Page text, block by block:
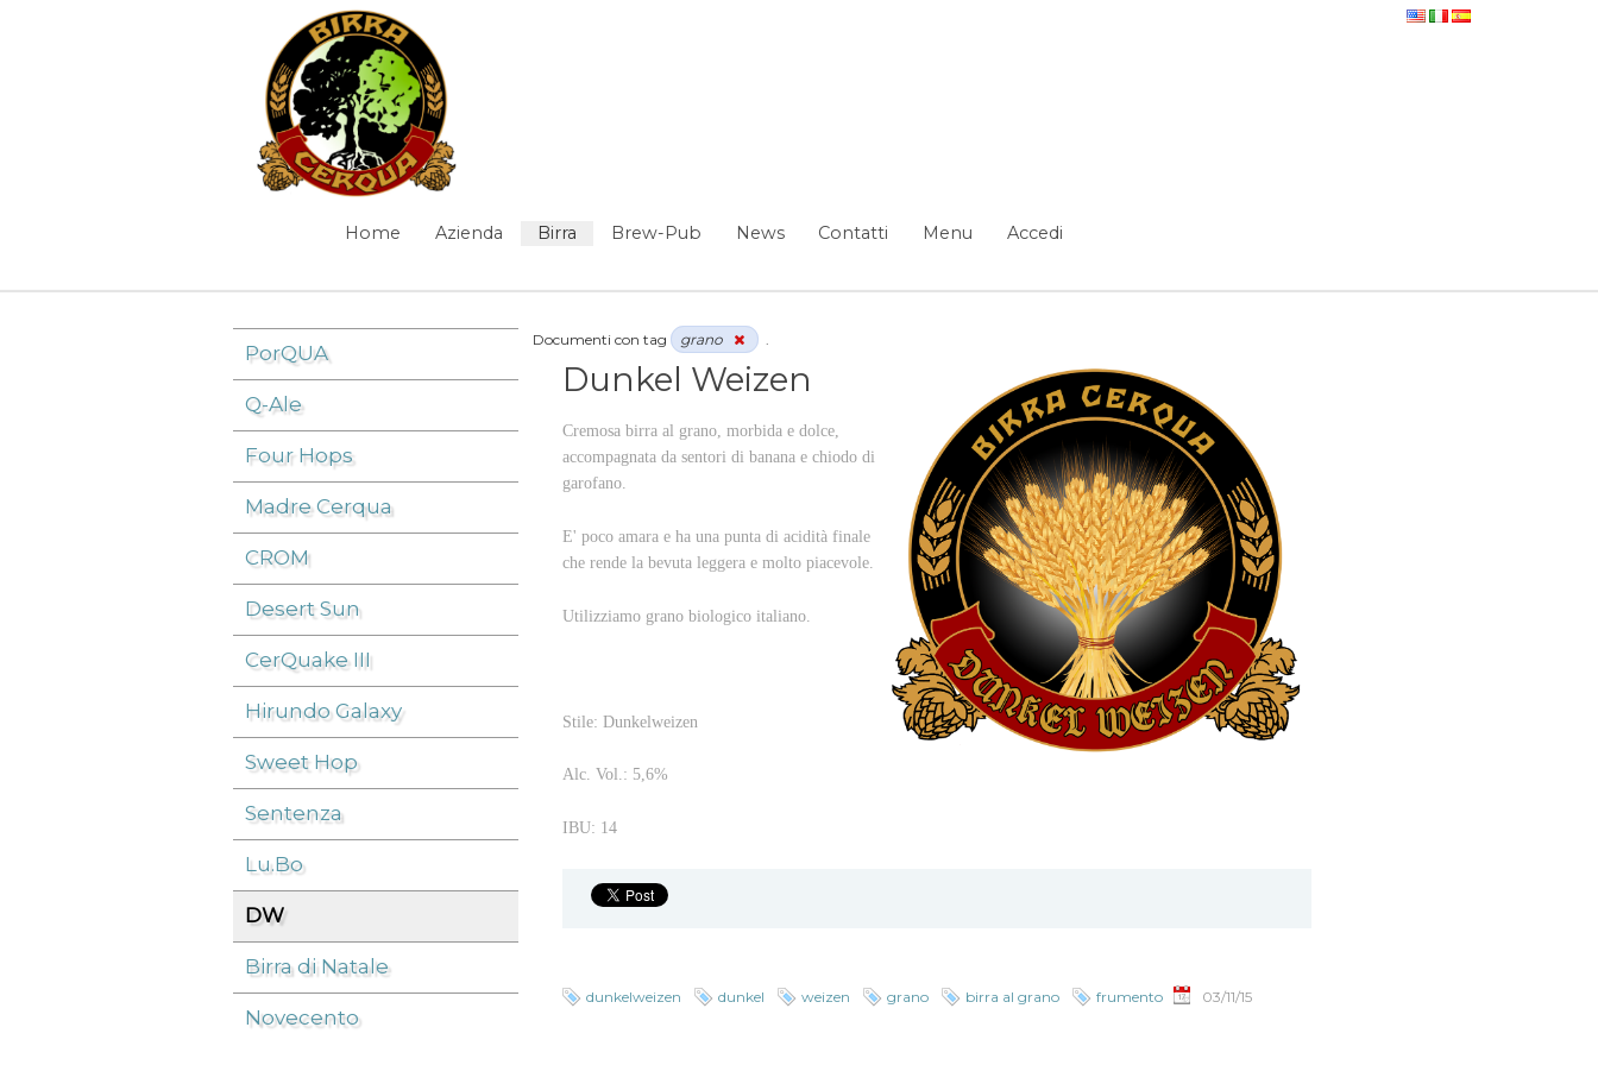
Navigazione
Home Azienda Birra Brew-Pub News Contatti Menu Accedi
Elementi Navigazione
PorQUA
Q-Ale
Four Hops
Madre Cerqua
CROM
Desert Sun
CerQuake III
Hirundo Galaxy
Sweet Hop
Sentenza
Lu.Bo
DW
Birra di Natale
Novecento
Documenti con tag grano
Dunkel Weizen
Cremosa birra al grano, morbida e dolce,
accompagnata da sentori di banana e chiodo di
garofano.
E' poco amara e ha una punta di acidità finale
che rende la bevuta leggera e molto piacevole.
Utilizziamo grano biologico italiano.
Stile: Dunkelweizen
Alc. Vol.: 5,6%
IBU: 14
dunkelweizen dunkel weizen grano birra al grano frumento 03/11/15